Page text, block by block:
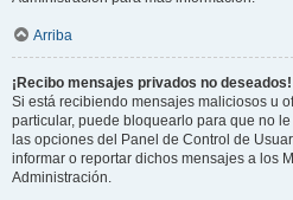
Arriba
¡Recibo mensajes privados no deseados!
Si está recibiendo mensajes maliciosos u
particular, puede bloquearlo para que no
las opciones del Panel de Control de
informar o reportar dichos mensajes a los
Administración.